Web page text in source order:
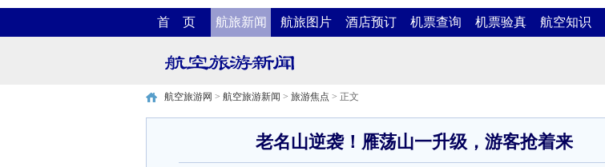
首 页 航旅新闻 航旅图片 酒店预订 机票查询 机票验真 航空知识
航空旅游网 > 航空旅游新闻 > 旅游焦点 > 正文
老名山逆袭！雁荡山一升级，游客抢着来